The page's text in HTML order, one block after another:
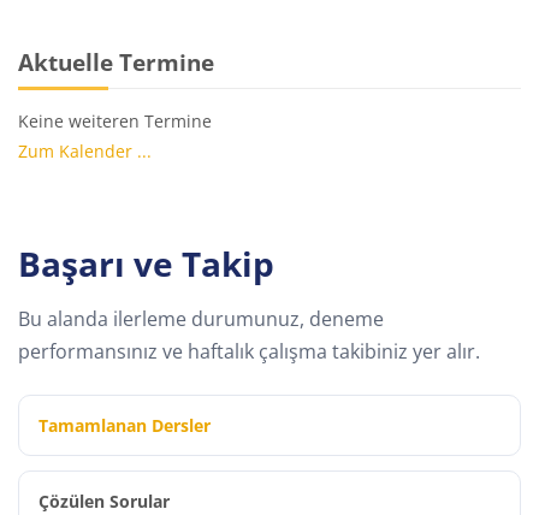
Aktuelle Termine
Keine weiteren Termine
Zum Kalender ...
Başarı ve Takip
Bu alanda ilerleme durumunuz, deneme
performansınız ve haftalık çalışma takibiniz yer alır.
Tamamlanan Dersler
Çözülen Sorular